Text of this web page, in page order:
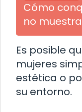
Cómo
no
Es posible
mujeres
estética o
su entorno.